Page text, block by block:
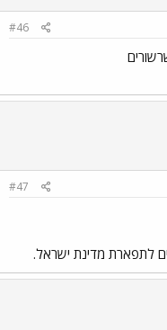
#46
#47
לתפארת מדינת ישראל.